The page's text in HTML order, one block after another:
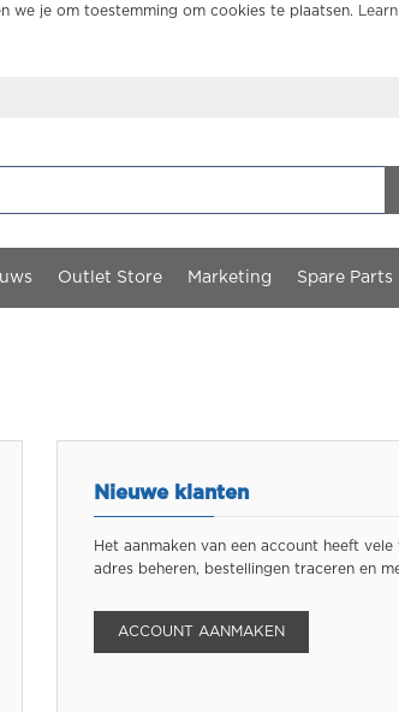
we je om toestemming om cookies te plaatsen.
Outlet Store Marketing Spare Parts
Nieuwe klanten
Het aanmaken van een account heeft
adres beheren, bestellingen traceren en
ACCOUNT AANMAKEN